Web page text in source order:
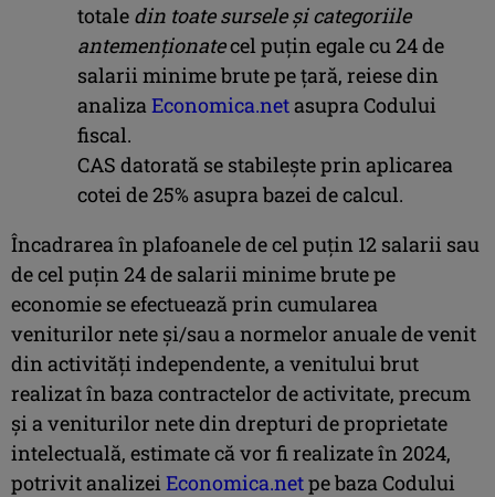
totale din toate sursele şi categoriile
antemenţionatecel puţin egale cu 24 de
salarii minime brute pe ţară, reiese din
analizaEconomica.netasupra Codului
fiscal.
CAS datorată se stabileşte prin aplicarea
cotei de 25% asupra bazei de calcul.
Încadrarea în plafoanele de cel puţin 12 salarii sau
de cel puţin 24 de salarii minime brute pe
economie se efectuează prin cumularea
veniturilor nete şi/sau a normelor anuale de venit
din activităţi independente, a venitului brut
realizat în baza contractelor de activitate, precum
şi a veniturilor nete din drepturi de proprietate
intelectuală, estimate că vor fi realizate în 2024,
potrivit analizeiEconomica.netpe baza Codului